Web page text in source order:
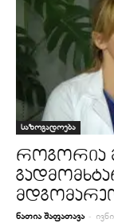
საზოგადოება
როგორია
ნათია შაფათავა -